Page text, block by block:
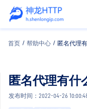
首页 / 帮助中心 /
匿名代理有什
发布时间：2022-04-26